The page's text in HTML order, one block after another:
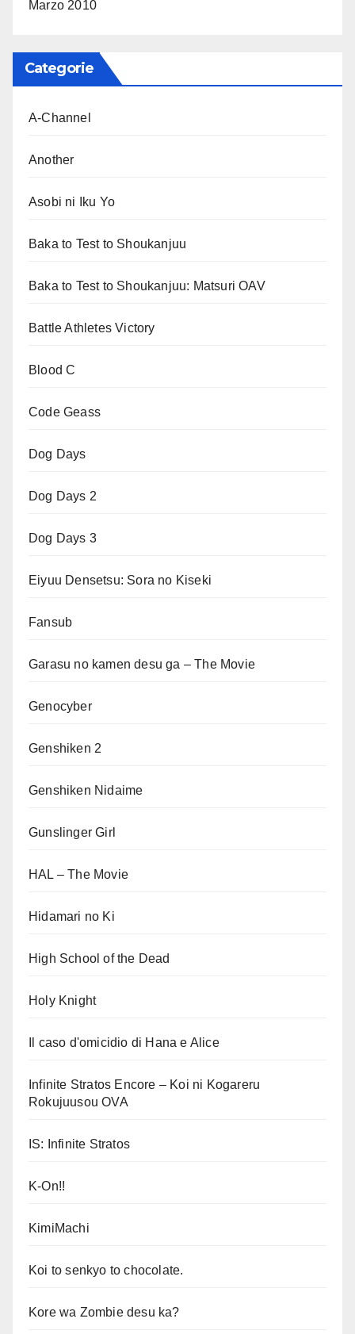
Marzo 2010
Categorie
A-Channel
Another
Asobi ni Iku Yo
Baka to Test to Shoukanjuu
Baka to Test to Shoukanjuu: Matsuri OAV
Battle Athletes Victory
Blood C
Code Geass
Dog Days
Dog Days 2
Dog Days 3
Eiyuu Densetsu: Sora no Kiseki
Fansub
Garasu no kamen desu ga – The Movie
Genocyber
Genshiken 2
Genshiken Nidaime
Gunslinger Girl
HAL – The Movie
Hidamari no Ki
High School of the Dead
Holy Knight
Il caso d'omicidio di Hana e Alice
Infinite Stratos Encore – Koi ni Kogareru
Rokujuusou OVA
IS: Infinite Stratos
K-On!!
KimiMachi
Koi to senkyo to chocolate.
Kore wa Zombie desu ka?